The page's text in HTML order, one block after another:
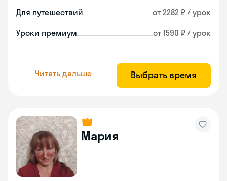
Для путешествий от 2282 ₽ / урок
Уроки премиум от 1590 ₽ / урок
Читать дальше Выбрать время
Мария